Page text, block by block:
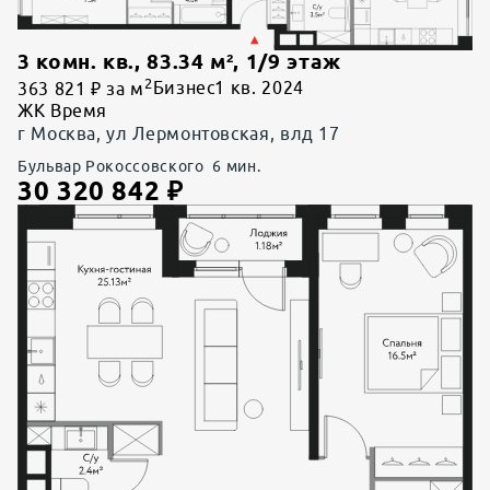
3 комн. кв., 83.34 м², 1/9 этаж
363 821 ₽ за м 2 Бизнес1 кв. 2024
ЖК Время
г Москва, ул Лермонтовская, влд 17
Бульвар Рокоссовского 6 мин.
30 320 842 ₽